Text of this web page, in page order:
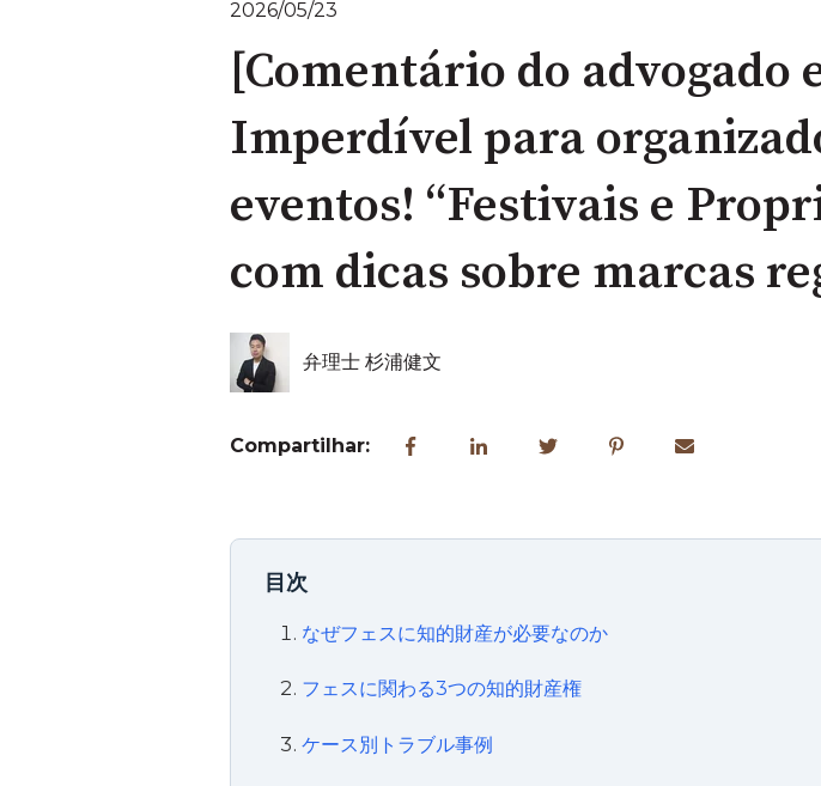
2026/05/23
[Comentário do advogado
Imperdível para
eventos! “Festivais e
com dicas sobre marcas
弁理士 杉浦健文
Compartilhar:
目次
なぜフェスに知的財産が必要なのか
フェスに関わる3つの知的財産権
ケース別トラブル事例